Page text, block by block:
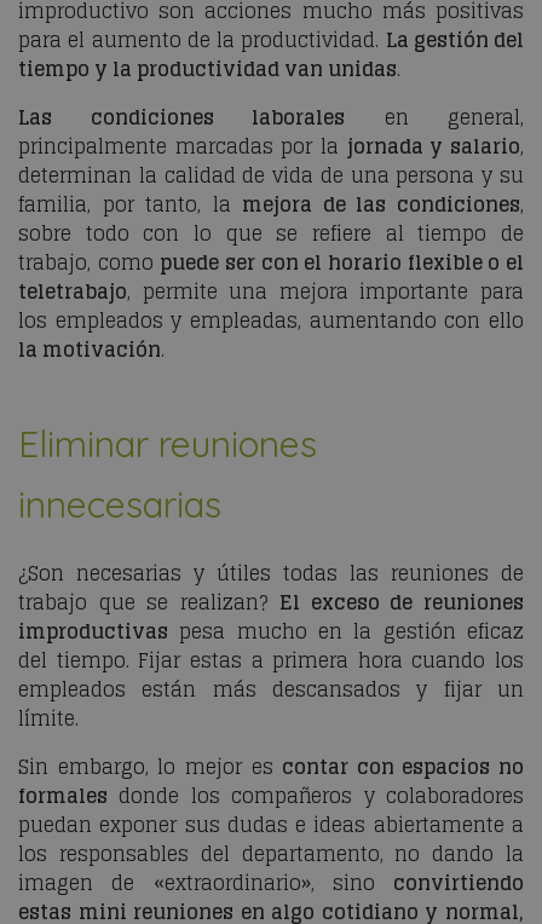
improductivo son acciones mucho más positivas
para el aumento de la productividad. La gestión del
tiempo y la productividad van unidas.
Las condiciones laborales en general,
principalmente marcadas por la jornada y salario,
determinan la calidad de vida de una persona y su
familia, por tanto, la mejora de las condiciones,
sobre todo con lo que se refiere al tiempo de
trabajo, como puede ser con el horario flexible o el
teletrabajo, permite una mejora importante para
los empleados y empleadas, aumentando con ello
la motivación.
Eliminar reuniones
innecesarias
¿Son necesarias y útiles todas las reuniones de
trabajo que se realizan? El exceso de reuniones
improductivas pesa mucho en la gestión eficaz
del tiempo. Fijar estas a primera hora cuando los
empleados están más descansados y fijar un
límite.
Sin embargo, lo mejor es contar con espacios no
formales donde los compañeros y colaboradores
puedan exponer sus dudas e ideas abiertamente a
los responsables del departamento, no dando la
imagen de «extraordinario», sino convirtiendo
estas mini reuniones en algo cotidiano y normal,